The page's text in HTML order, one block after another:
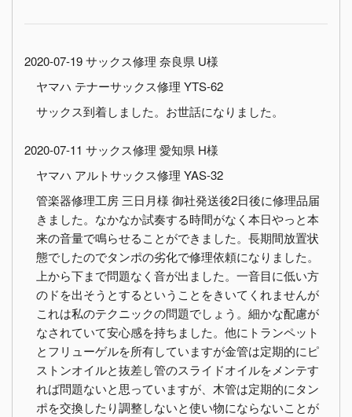
2020-07-19 サックス修理 奈良県 U様
ヤマハ テナーサックス修理 YTS-62
サックス到着しました。お世話になりました。
2020-07-11 サックス修理 愛知県 H様
ヤマハ アルトサックス修理 YAS-32
管楽器修理工房 三日月様 御社発送後2日後に修理品届
きました。なかなか試奏する時間がなく本日やっと本
来の音量で鳴らせることができました。長期間放置状
態でしたのでタンポの劣化で修理依頼になりました。
上から下まで問題なく音が出ました。一音目に低い方
のドを出そうとするということをきいてくれませんが
これは私のテクニックの問題でしょう。細かな配慮が
なされていて安心感を持ちました。他にトランペット
とフリューゲルを所有していますが金管は定期的にピ
ストンオイルと抜差し管のスライドオイルをメンテす
れば問題ないと思っていますが、木管は定期的にタン
ポを交換したり調整しないと使い物にならないことが